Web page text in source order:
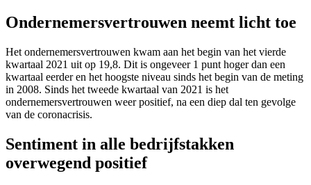
Ondernemersvertrouwen neemt licht toe
Het ondernemersvertrouwen kwam aan het begin van het vierde
kwartaal 2021 uit op 19,8. Dit is ongeveer 1 punt hoger dan een
kwartaal eerder en het hoogste niveau sinds het begin van de meting
in 2008. Sinds het tweede kwartaal van 2021 is het
ondernemersvertrouwen weer positief, na een diep dal ten gevolge
van de coronacrisis.
Sentiment in alle bedrijfstakken
overwegend positief